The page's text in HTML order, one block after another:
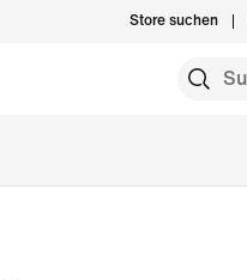
Store suchen